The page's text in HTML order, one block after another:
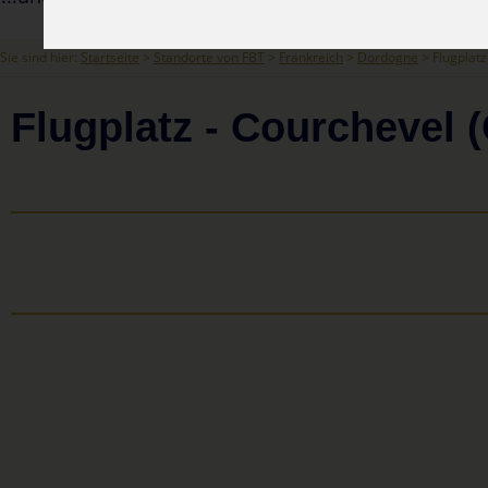
Sie sind hier: Startseite > Standorte von FBT > Frankreich > Dordogne >
Flugplatz - Courchevel